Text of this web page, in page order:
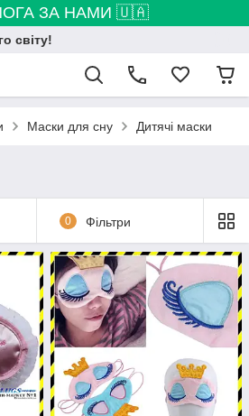
ЗА НАМИ 🇺🇦
світу!
Маски для сну Дитячі маски
0 Фільтри